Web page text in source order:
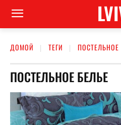
ДОМОЙ ТЕГИ ПОСТЕЛЬНОЕ
ПОСТЕЛЬНОЕ БЕЛЬЕ